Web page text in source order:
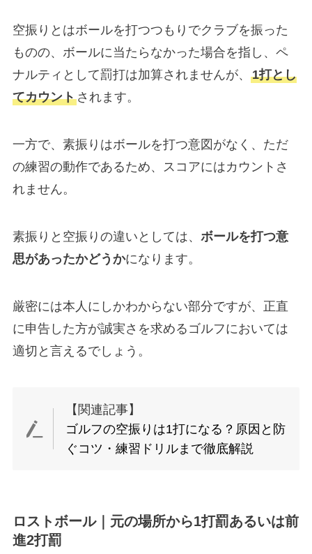
空振りとはボールを打つつもりでクラブを振った
ものの、ボールに当たらなかった場合を指し、ペ
ナルティとして罰打は加算されませんが、 1打とし
てカウントされます。
一方で、素振りはボールを打つ意図がなく、ただ
の練習の動作であるため、スコアにはカウントさ
れません。
素振りと空振りの違いとしては、 ボールを打つ意
思があったかどうかになります。
厳密には本人にしかわからない部分ですが、正直
に申告した方が誠実さを求めるゴルフにおいては
適切と言えるでしょう。
【関連記事】
ゴルフの空振りは1打になる？原因と防
ぐコツ・練習ドリルまで徹底解説
ロストボール｜元の場所から1打罰あるいは前
進2打罰